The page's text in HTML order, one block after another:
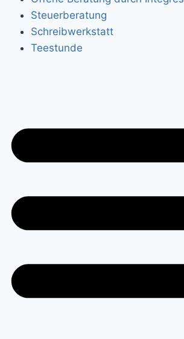
Steuerberatung
Schreibwerkstatt
Teestunde